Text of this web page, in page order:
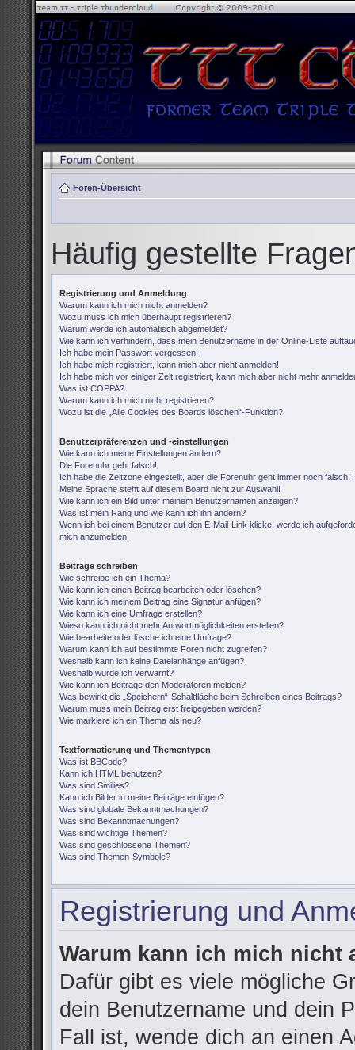
Foren-Übersicht
Häufig gestellte
Registrierung und Anmeldung
Warum kann ich mich nicht anmelden?
Wozu muss ich mich überhaupt registrieren?
Warum werde ich automatisch abgemeldet?
Wie kann ich verhindern, dass mein Benutzername in der Online-Liste
Ich habe mein Passwort vergessen!
Ich habe mich registriert, kann mich aber nicht anmelden!
Ich habe mich vor einiger Zeit registriert, kann mich aber nicht mehr
Was ist COPPA?
Warum kann ich mich nicht registrieren?
Wozu ist die „Alle Cookies des Boards löschen“-Funktion?
Benutzerpräferenzen und -einstellungen
Wie kann ich meine Einstellungen ändern?
Die Forenuhr geht falsch!
Ich habe die Zeitzone eingestellt, aber die Forenuhr geht immer noch falsch!
Meine Sprache steht auf diesem Board nicht zur Auswahl!
Wie kann ich ein Bild unter meinem Benutzernamen anzeigen?
Was ist mein Rang und wie kann ich ihn ändern?
Wenn ich bei einem Benutzer auf den E-Mail-Link klicke, werde ich
mich anzumelden.
Beiträge schreiben
Wie schreibe ich ein Thema?
Wie kann ich einen Beitrag bearbeiten oder löschen?
Wie kann ich meinem Beitrag eine Signatur anfügen?
Wie kann ich eine Umfrage erstellen?
Wieso kann ich nicht mehr Antwortmöglichkeiten erstellen?
Wie bearbeite oder lösche ich eine Umfrage?
Warum kann ich auf bestimmte Foren nicht zugreifen?
Weshalb kann ich keine Dateianhänge anfügen?
Weshalb wurde ich verwarnt?
Wie kann ich Beiträge den Moderatoren melden?
Was bewirkt die „Speichern“-Schaltfläche beim Schreiben eines Beitrags?
Warum muss mein Beitrag erst freigegeben werden?
Wie markiere ich ein Thema als neu?
Textformatierung und Thementypen
Was ist BBCode?
Kann ich HTML benutzen?
Was sind Smilies?
Kann ich Bilder in meine Beiträge einfügen?
Was sind globale Bekanntmachungen?
Was sind Bekanntmachungen?
Was sind wichtige Themen?
Was sind geschlossene Themen?
Was sind Themen-Symbole?
Registrierung und
Warum kann ich mich nicht
Dafür gibt es viele mögliche
dein Benutzername und dein
Fall ist, wende dich an einen